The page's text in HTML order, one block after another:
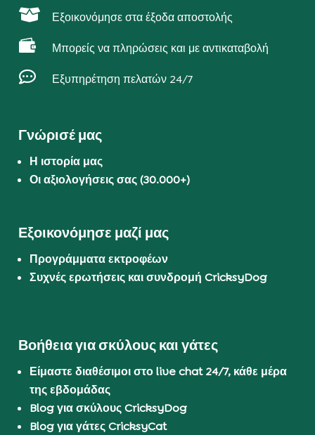
 Εξοικονόμησε στα έξοδα αποστολής
 Μπορείς να πληρώσεις και με αντικαταβολή
 Εξυπηρέτηση πελατών 24/7
Γνώρισέ μας
Η ιστορία μας
Οι αξιολογήσεις σας (30.000+)
Εξοικονόμησε μαζί μας
Προγράμματα εκτροφέων
Συχνές ερωτήσεις και συνδρομή CricksyDog
Βοήθεια για σκύλους και γάτες
Είμαστε διαθέσιμοι στο live chat 24/7, κάθε μέρα
της εβδομάδας
Blog για σκύλους CricksyDog
Blog για γάτες CricksyCat